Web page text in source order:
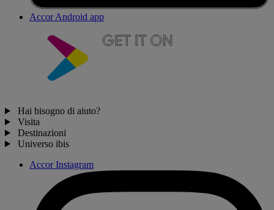
Accor Android app
Hai bisogno di aiuto?
Visita
Destinazioni
Universo ibis
Accor Instagram